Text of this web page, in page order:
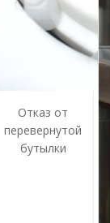
Отказ от
перевернутой
бутылки